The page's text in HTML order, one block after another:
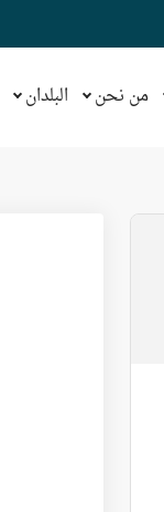
من نحن البلدان